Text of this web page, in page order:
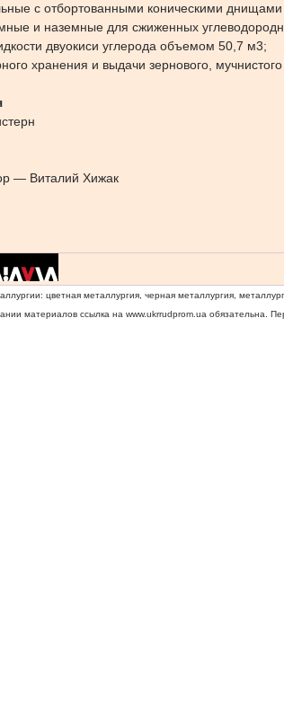
с отбортованными коническими
и наземные для сжиженных
двуокиси углерода объемом 50,7 м3;
хранения и выдачи зернового,
— Виталий Хижак
цветная металлургия, черная металлургия,
материалов ссылка на www.ukrrudprom.ua обязательна.